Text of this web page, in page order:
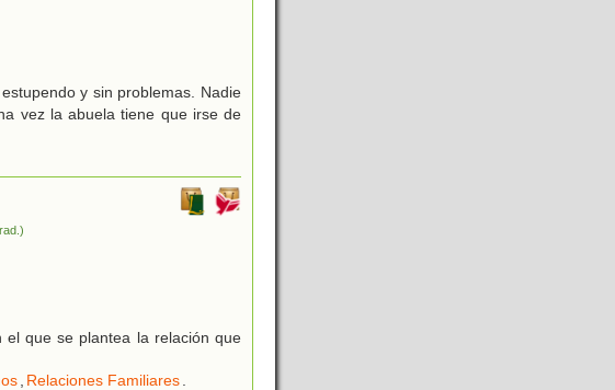
y sin problemas. Nadie
vez la abuela tiene que irse de
el que se plantea la relación que
, Relaciones Familiares.